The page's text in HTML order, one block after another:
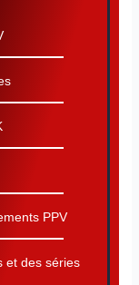
PPV
et des séries